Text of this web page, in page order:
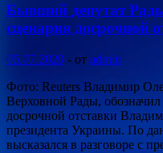
Бывший депутат
сценария досрочной
05.07.2020 - от admin
Фото: Reuters Владимир
Верховной Рады,
досрочной отставки
президента Украины. По
высказался в разговоре с